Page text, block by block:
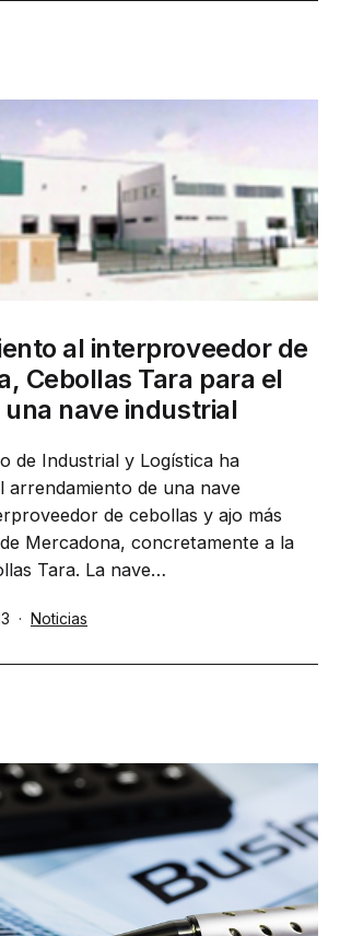
al interproveedor de
Cebollas Tara para el
nave industrial
de Industrial y Logística ha
arrendamiento de una nave
de cebollas y ajo más
Mercadona, concretamente a la
Tara. La nave…
Categorizado
Noticias